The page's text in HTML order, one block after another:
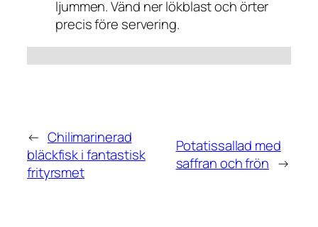
ljummen. Vänd ner lökblast och örter
precis före servering.
← Chilimarinerad
bläckfisk i fantastisk
frityrsmet
Potatissallad med
saffran och frön →